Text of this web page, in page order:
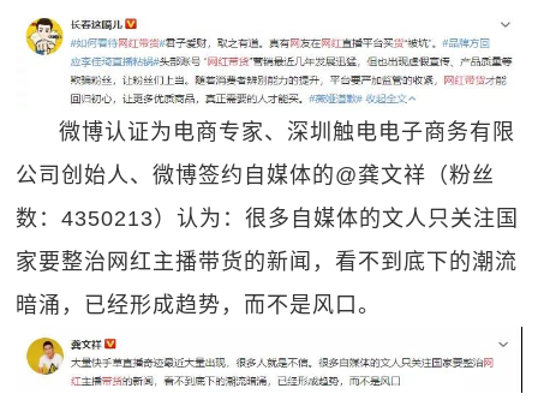
微博认证为电商专家、深圳触电电子商务有限
公司创始人、微博签约自媒体的@龚文祥（粉丝
数：4350213）认为：很多自媒体的文人只关注国
家要整治网红主播带货的新闻，看不到底下的潮流
暗涌，已经形成趋势，而不是风口。